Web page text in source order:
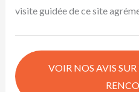
visite guidée de ce site
VOIR NOS AVIS SUR